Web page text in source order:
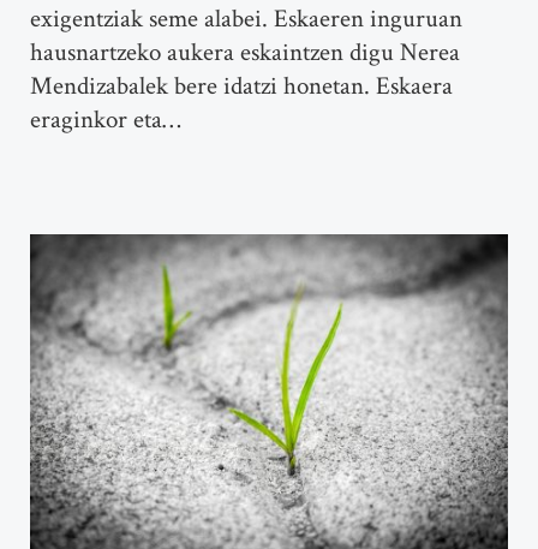
exigentziak seme alabei. Eskaeren inguruan
hausnartzeko aukera eskaintzen digu Nerea
Mendizabalek bere idatzi honetan. Eskaera
eraginkor eta…